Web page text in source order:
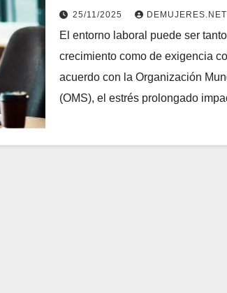
agotamiento laboral
25/11/2025 DEMUJERES.NET
El entorno laboral puede ser
crecimiento como de exigencia
acuerdo con la Organización
(OMS), el estrés prolongado